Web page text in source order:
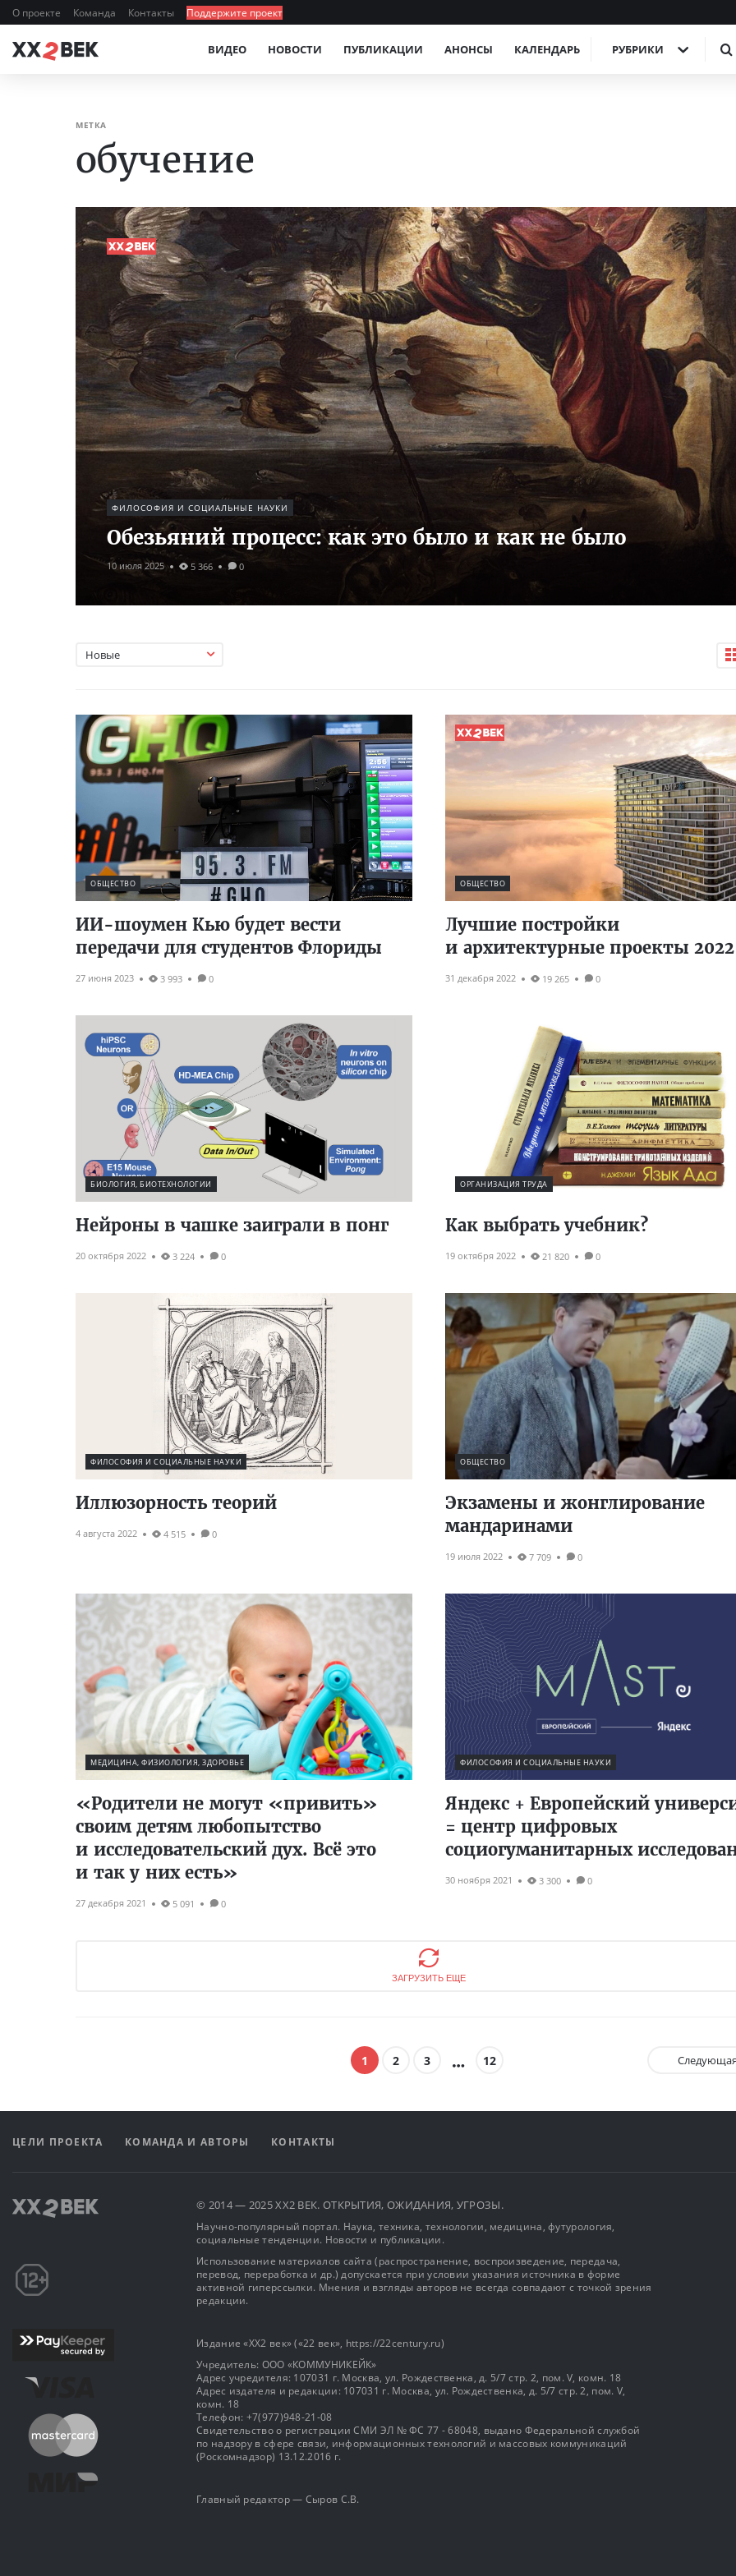
О проекте Команда Контакты Поддержите проект
ВИДЕО НОВОСТИ ПУБЛИКАЦИИ АНОНСЫ КАЛЕНДАРЬ РУБРИКИ
МЕТКА
обучение
ФИЛОСОФИЯ И СОЦИАЛЬНЫЕ НАУКИ
Обезьяний процесс: как это было и как не было
10 июля 2025 5 366 0
Новые
ОБЩЕСТВО
ИИ-шоумен Кью будет вести
передачи для студентов Флориды
27 июня 2023 3 993 0
ОБЩЕСТВО
Лучшие постройки
и архитектурные проекты 2022
31 декабря 2022 19 265 0
БИОЛОГИЯ, БИОТЕХНОЛОГИИ
Нейроны в чашке заиграли в понг
20 октября 2022 3 224 0
ОРГАНИЗАЦИЯ ТРУДА
Как выбрать учебник?
19 октября 2022 21 820 0
ФИЛОСОФИЯ И СОЦИАЛЬНЫЕ НАУКИ
Иллюзорность теорий
4 августа 2022 4 515 0
ОБЩЕСТВО
Экзамены и жонглирование
мандаринами
19 июля 2022 7 709 0
МЕДИЦИНА, ФИЗИОЛОГИЯ, ЗДОРОВЬЕ
«Родители не могут «привить»
своим детям любопытство
и исследовательский дух. Всё это
и так у них есть»
27 декабря 2021 5 091 0
ФИЛОСОФИЯ И СОЦИАЛЬНЫЕ НАУКИ
Яндекс + Европейский
= центр цифровых
социогуманитарных
30 ноября 2021 3 300 0
ЗАГРУЗИТЬ ЕЩЕ
1 2 3 12
ЦЕЛИ ПРОЕКТА КОМАНДА И АВТОРЫ КОНТАКТЫ
© 2014 — 2025 XX2 ВЕК. ОТКРЫТИЯ, ОЖИДАНИЯ, УГРОЗЫ.
Научно-популярный портал. Наука, техника, технологии, медицина, футурология,
социальные тенденции. Новости и публикации.
Использование материалов сайта (распространение, воспроизведение, передача,
перевод, переработка и др.) допускается при условии указания источника в форме
активной гиперссылки. Мнения и взгляды авторов не всегда совпадают с точкой зрения
редакции.
Издание «XX2 век» («22 век», https://22century.ru)
Учредитель: OOO «КОММУНИКЕЙК»
Адрес учредителя: 107031 г. Москва, ул. Рождественка, д. 5/7 стр. 2, пом. V, комн. 18
Адрес издателя и редакции: 107031 г. Москва, ул. Рождественка, д. 5/7 стр. 2, пом. V,
комн. 18
Телефон: +7(977)948-21-08
Свидетельство о регистрации СМИ ЭЛ № ФС 77 - 68048, выдано Федеральной службой
по надзору в сфере связи, информационных технологий и массовых коммуникаций
(Роскомнадзор) 13.12.2016 г.
Главный редактор — Сыров С.В.